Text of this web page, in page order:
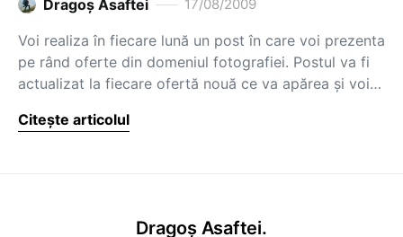
Dragoş Asaftei 17/08/2009
Voi realiza în fiecare lună un post în care voi prezenta
pe rând oferte din domeniul fotografiei. Postul va fi
actualizat la fiecare ofertă nouă ce va apărea şi voi…
Citește articolul
Dragoș Asaftei.